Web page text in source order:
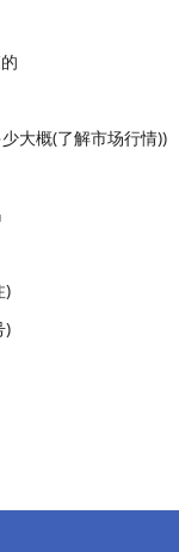
大概(了解市场行情))
)
)